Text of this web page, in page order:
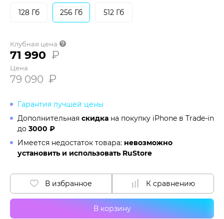
128 Гб 256 Гб 512 Гб
Клубная цена
Подробнее о клубной цене
71 990 ₽
Цена
79 090 ₽
Гарантия лучшей цены
Дополнительная скидка на покупку iPhone в Trade-in
до 3000 ₽
Имеется недостаток товара: невозможно
установить и использовать RuStore
В корзину
В избранное К сравнению